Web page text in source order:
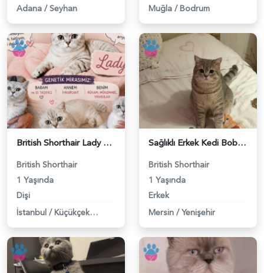
Adana / Seyhan
Muğla / Bodrum
British Shorthair Lady kociş arıyor - 118984656
British Shorthair
1 Yaşında
Dişi
İstanbul / Küçükçekmece
Sağlıklı Erkek Kedi Bobi’ye Eş Aranıyor - 118984657
British Shorthair
1 Yaşında
Erkek
Mersin / Yenişehir